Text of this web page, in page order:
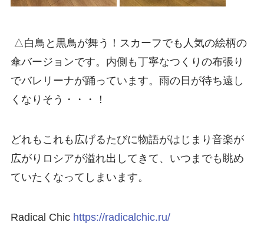
△白鳥と黒鳥が舞う！スカーフでも人気の絵柄の
傘バージョンです。内側も丁寧なつくりの布張り
でバレリーナが踊っています。雨の日が待ち遠し
くなりそう・・・！
どれもこれも広げるたびに物語がはじまり音楽が
広がりロシアが溢れ出してきて、いつまでも眺め
ていたくなってしまいます。
Radical Chic https://radicalchic.ru/